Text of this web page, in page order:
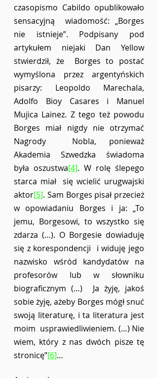
czasopismo Cabildo opublikowało
sensacyjną  wiadomość: „Borges
nie istnieje”. Podpisany pod
artykułem niejaki Dan Yellow
stwierdził, że  Borges to postać
wymyślona przez argentyńskich
pisarzy: Leopoldo Marechala,
Adolfo Bioy Casares i Manuel
Mujica Lainez. Z tego też powodu
Borges miał nigdy nie otrzymać
Nagrody  Nobla, ponieważ
Akademia Szwedzka świadoma
była oszustwa[4]. W rolę ślepego
starca miał  się wcielić urugwajski
aktor[5]. Sam Borges pisał przecież
w opowiadaniu Borges i ja: „To
jemu, Borgesowi, to wszystko się
zdarza (…). O Borgesie dowiaduję
się z korespondencji  i widuję jego
nazwisko wśród kandydatów na
profesorów lub w słowniku
biograficznym (…)  Ja żyję, jakoś
sobie żyję, ażeby Borges mógł snuć
swoją literaturę, i ta literatura jest
moim  usprawiedliwieniem. (…) Nie
wiem, który z nas dwóch pisze tę
stronicę”[6]…